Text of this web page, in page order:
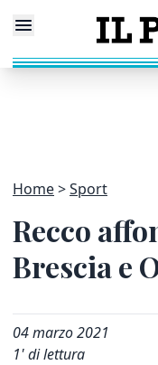
Home Sport
Recco
Brescia e
04 marzo 2021
1' di lettura